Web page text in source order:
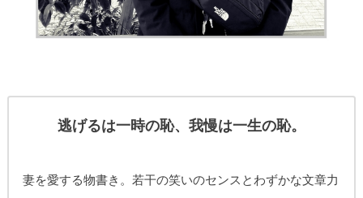
逃げるは一時の恥、我慢は一生の恥。
妻を愛する物書き。 若干の笑いのセンスとわずかな文章力